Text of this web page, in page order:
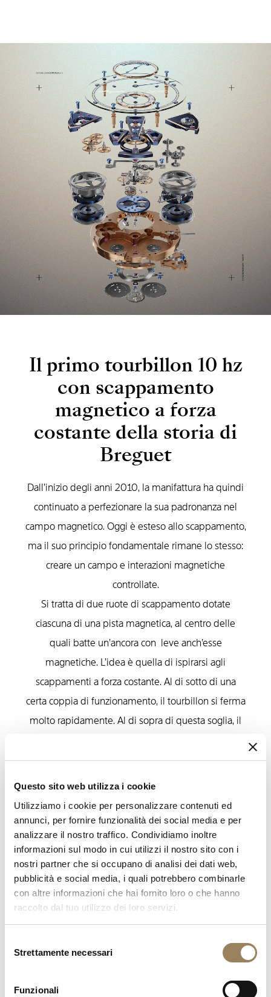
Questo sito web utilizza i cookie
Utilizziamo i cookie per personalizzare contenuti ed
annunci, per fornire funzionalità dei social media e per
analizzare il nostro traffico. Condividiamo inoltre
informazioni sul modo in cui utilizzi il nostro sito con i
nostri partner che si occupano di analisi dei dati web,
pubblicità e social media, i quali potrebbero combinarle
con altre informazioni che hai fornito loro o che hanno
raccolto dal tuo utilizzo dei loro servizi.
delStrettamente necessari
Funzionali
Il primo tourbillon 10 hz
con scappamento
magnetico a forza
costante della storia di
Breguet
Dall’inizio degli anni 2010, la manifattura ha quindi
continuato a perfezionare la sua padronanza nel
campo magnetico. Oggi è esteso allo scappamento,
ma il suo principio fondamentale rimane lo stesso:
creare un campo e interazioni magnetiche
controllate.
Si tratta di due ruote di scappamento dotate
ciascuna di una pista magnetica, al centro delle
quali batte un’ancora con leve anch’esse
magnetiche. L’idea è quella di ispirarsi agli
scappamenti a forza costante. Al di sotto di una
certa coppia di funzionamento, il tourbillon si ferma
molto rapidamente. Al di sopra di questa soglia, il
Questo nuovo scappamento permette anche di
resto dell’ingranaggio. L’inerzia della gabbia del
tourbillon, a differenza di un movimento ad ancora
svizzero, non ha quasi più alcuna influenza.
È proprio disaccoppiando queste due funzioni che
Breguet è riuscita a realizzare un tourbillon dotato di
un oscillatore a 10 Hz in dimensioni tali da lasciare
esempio il bilanciere decentrato rispetto al centro di
rotazione del tourbillon è talmente lineare che il suo